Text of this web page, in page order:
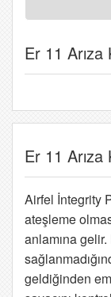
Er 11
Er 11 Arıza
Airfel İntegrity
ateşleme
anlamına gelir.
geldiğinden